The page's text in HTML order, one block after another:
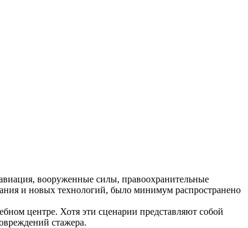
вооруженные силы, правоохранительные
и новых технологий, было минимум распространено
центре. Хотя эти сценарии представляют собой
стажера.